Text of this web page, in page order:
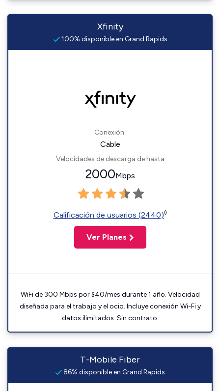
Xfinity
100% disponible en Grand Rapids
Conexión:
Cable
Velocidades de descarga de hasta
2000Mbps
Calificación de usuarios (2440)◊
Ver Planes
WiFi de 300 Mbps por $40/mes durante 1 año. Velocidad
diseñada para el trabajo y el ocio. Incluye conexión Wi-Fi y
datos ilimitados. Sin contrato.
T-Mobile Fiber
86% disponible en Grand Rapids